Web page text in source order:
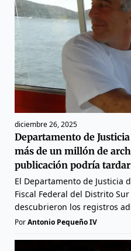
diciembre 26, 2025
Departamento de Justicia
más de un millón de
publicación podría
El Departamento de Justicia
Fiscal Federal del Distrito
descubrieron los registros
PorAntonio Pequeño IV